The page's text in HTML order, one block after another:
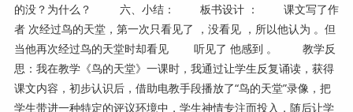
的没？为什么？ 六、小结： 板书设计 ： 课文写了作
者 次经过鸟的天堂，第一次只看见了 ，没看见 ，所以他认为 。但
当他再次经过鸟的天堂时却看见 听见了 他感到 。 教学反
思：我在教学《鸟的天堂》一课时，我通过让学生反复诵读，获得
课文内容，初步认识后，借助电教手段播放了“鸟的天堂”录像，把
学生带进一种特定的评议环境中，学生神情专注而投入，随后让学